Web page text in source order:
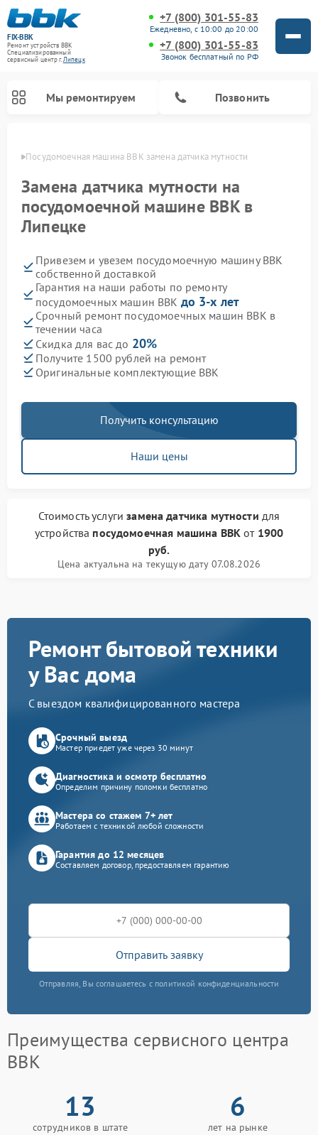
FIX-BBK
Ремонт устройств BBK
Специализированный
cервисный центр г.Липецк
+7 (800) 301-55-83
Ежедневно, с 10:00 до 20:00
+7 (800) 301-55-83
Звонок бесплатный по РФ
Мы ремонтируем Позвонить
Посудомоечная машина BBK замена датчика мутности
Замена датчика мутности на
посудомоечной машине BBK в
Липецке
Привезем и увезем посудомоечную машину BBK
собственной доставкой
Гарантия на наши работы по ремонту
посудомоечных машин BBK до 3-х лет
Срочный ремонт посудомоечных машин BBK в
течении часа
Скидка для вас до 20%
Получите 1500 рублей на ремонт
Оригинальные комплектующие BBK
Получить консультацию
Наши цены
Стоимость услугизамена датчика мутности для
устройства посудомоечная машина BBK от 1900
руб.
Цена актуальна на текущую дату 07.08.2026
Ремонт бытовой техники
у Вас дома
С выездом квалифицированного мастера
Срочный выезд
Мастер приедет уже через 30 минут
Диагностика и осмотр бесплатно
Определим причину поломки бесплатно
Мастера со стажем 7+ лет
Работаем с техникой любой сложности
Гарантия до 12 месяцев
Составляем договор, предоставляем гарантию
Отправить заявку
Отправляя, Вы соглашаетесь с политикой конфиденциальности
Преимущества сервисного центра
BBK
13
сотрудников в штате
6
лет на рынке